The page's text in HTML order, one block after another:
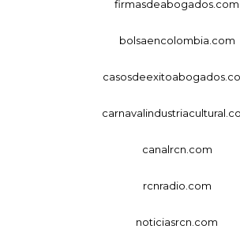
firmasdeabogados.com
bolsaencolombia.com
canalrcn.com
rcnradio.com
noticiasrcn.com